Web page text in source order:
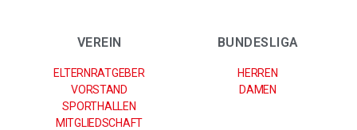
VEREIN
ELTERNRATGEBER
VORSTAND
SPORTHALLEN
MITGLIEDSCHAFT
BUNDESLIGA
HERREN
DAMEN